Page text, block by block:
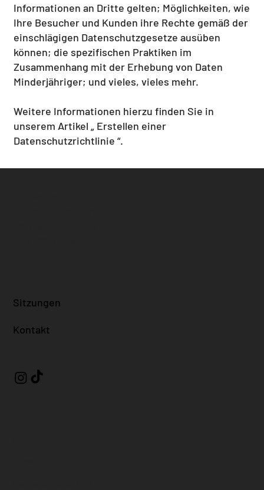
Informationen an Dritte gelten; Möglichkeiten, wie
Ihre Besucher und Kunden ihre Rechte gemäß der
einschlägigen Datenschutzgesetze ausüben
können; die spezifischen Praktiken im
Zusammenhang mit der Erhebung von Daten
Minderjähriger; und vieles, vieles mehr.
Weitere Informationen hierzu finden Sie in
unserem Artikel „ Erstellen einer
Datenschutzrichtlinie “.
Sitzungen
Kontakt